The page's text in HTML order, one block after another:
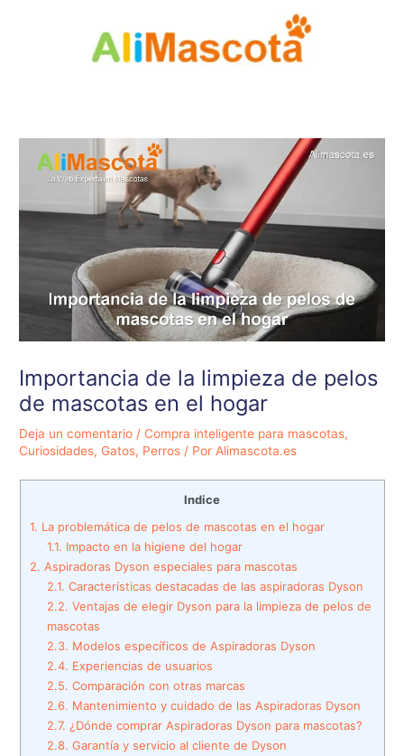
Importancia de la limpieza de pelos
de mascotas en el hogar
Deja un comentario / Compra inteligente para mascotas,
Curiosidades, Gatos, Perros / Por Alimascota.es
Indice
1. La problemática de pelos de mascotas en el hogar
1.1. Impacto en la higiene del hogar
2. Aspiradoras Dyson especiales para mascotas
2.1. Características destacadas de las aspiradoras Dyson
2.2. Ventajas de elegir Dyson para la limpieza de pelos de
mascotas
2.3. Modelos específicos de Aspiradoras Dyson
2.4. Experiencias de usuarios
2.5. Comparación con otras marcas
2.6. Mantenimiento y cuidado de las Aspiradoras Dyson
2.7. ¿Dónde comprar Aspiradoras Dyson para mascotas?
2.8. Garantía y servicio al cliente de Dyson